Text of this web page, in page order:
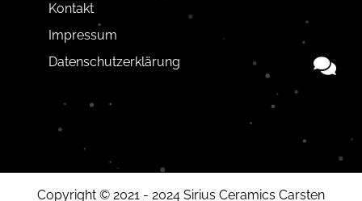
Kontakt
Impressum
Datenschutzerklärung
Copyright © 2021 - 2024 Sirius Ceramics Carsten